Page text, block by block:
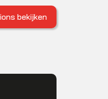
bekijken